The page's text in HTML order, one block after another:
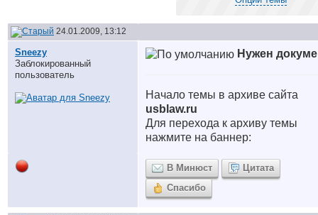
24.01.2009, 13:12
Sneezy
Заблокированный
пользователь
Нужен
Начало темы в архиве сайта
usblaw.ru
Для перехода к архиву темы
нажмите на баннер:
В Минюст
Цитата
Спасибо